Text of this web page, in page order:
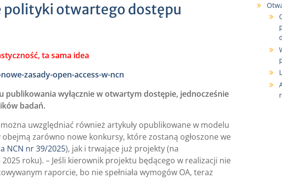
polityki otwartego dostępu
ta sama idea
zasady-open-access-w-ncn
wyłącznie w otwartym dostępie, jednocześnie
badań.
uwzględniać również artykuły opublikowane w modelu
zarówno nowe konkursy, które zostaną ogłoszone we
NCN nr 39/2025), jak i trwające już projekty (na
roku). – Jeśli kierownik projektu będącego w realizacji nie
raporcie, bo nie spełniała wymogów OA, teraz